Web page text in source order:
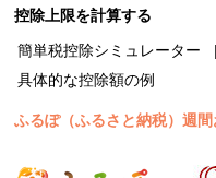
控除上限を計算する
簡単税控除シミュレーター
具体的な控除額の例
ふるぽ（ふるさと納税）週